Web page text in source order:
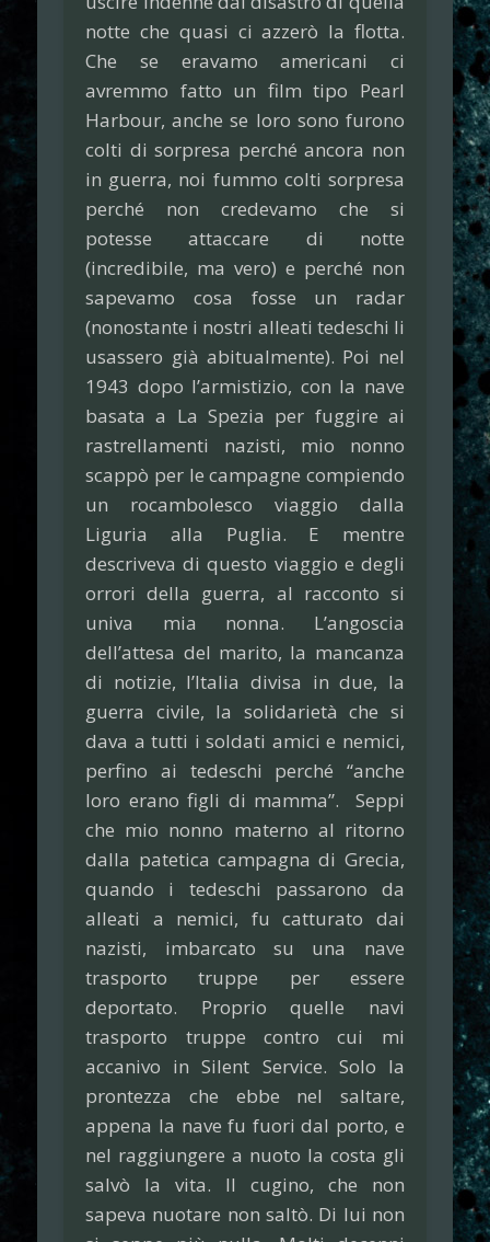
notte che quasi ci azzerò la flotta.
Che se eravamo americani ci
avremmo fatto un film tipo Pearl
Harbour, anche se loro sono furono
colti di sorpresa perché ancora non
in guerra, noi fummo colti sorpresa
perché non credevamo che si
potesse attaccare di notte
(incredibile, ma vero) e perché non
sapevamo cosa fosse un radar
(nonostante i nostri alleati tedeschi li
usassero già abitualmente). Poi nel
1943 dopo l’armistizio, con la nave
basata a La Spezia per fuggire ai
rastrellamenti nazisti, mio nonno
scappò per le campagne compiendo
un rocambolesco viaggio dalla
Liguria alla Puglia. E mentre
descriveva di questo viaggio e degli
orrori della guerra, al racconto si
univa mia nonna. L’angoscia
dell’attesa del marito, la mancanza
di notizie, l’Italia divisa in due, la
guerra civile, la solidarietà che si
dava a tutti i soldati amici e nemici,
perfino ai tedeschi perché “anche
loro erano figli di mamma”. Seppi
che mio nonno materno al ritorno
dalla patetica campagna di Grecia,
quando i tedeschi passarono da
alleati a nemici, fu catturato dai
nazisti, imbarcato su una nave
trasporto truppe per essere
deportato. Proprio quelle navi
trasporto truppe contro cui mi
accanivo in Silent Service. Solo la
prontezza che ebbe nel saltare,
appena la nave fu fuori dal porto, e
nel raggiungere a nuoto la costa gli
salvò la vita. Il cugino, che non
sapeva nuotare non saltò. Di lui non